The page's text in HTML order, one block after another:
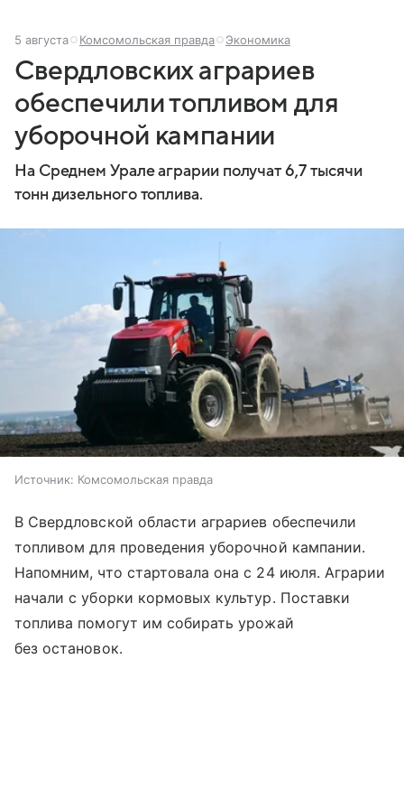
5 августа Комсомольская правда Экономика
Свердловских аграриев
обеспечили топливом для
уборочной кампании
На Среднем Урале аграрии получат 6,7 тысячи
тонн дизельного топлива.
Источник: Комсомольская правда
В Свердловской области аграриев обеспечили
топливом для проведения уборочной кампании.
Напомним, что стартовала она с 24 июля. Аграрии
начали с уборки кормовых культур. Поставки
топлива помогут им собирать урожай
без остановок.